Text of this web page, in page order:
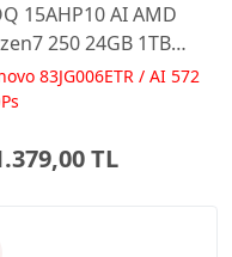
15AHP10 AI AMD
250 24GB 1TB
15.6 IPS FHD
Gaming
83JG006ETR / AI 572
TL